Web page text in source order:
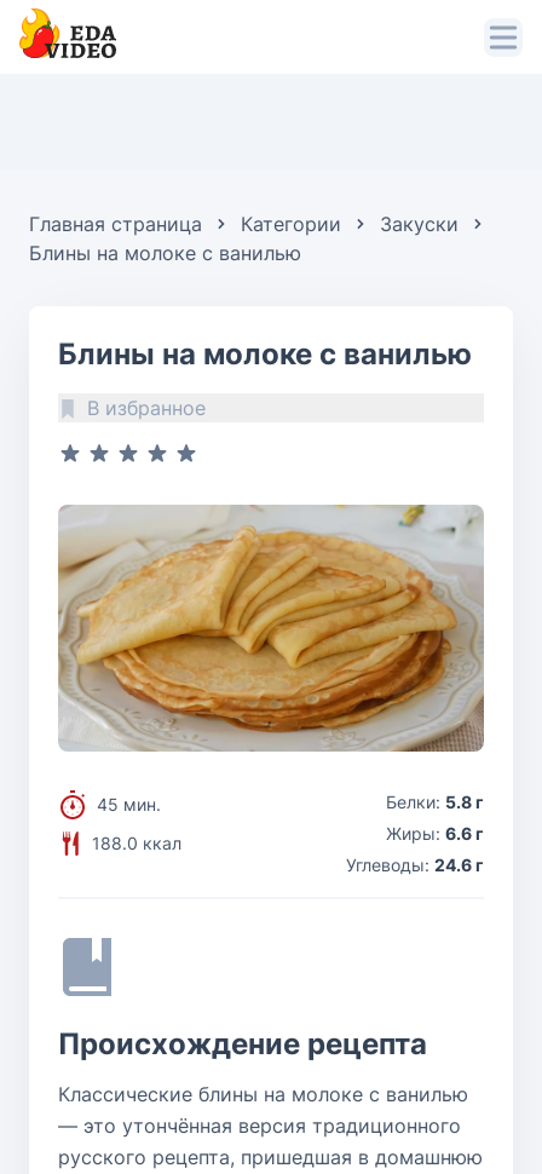
Главная страница Категории
Закуски
Блины на молоке с ванилью
Блины на молоке с ванилью
В избранное
45 мин.
188.0 ккал
Белки: 5.8 г
Жиры: 6.6 г
Углеводы: 24.6 г
Происхождение рецепта
Классические блины на молоке с ванилью
— это утончённая версия традиционного
русского рецепта, пришедшая в домашнюю